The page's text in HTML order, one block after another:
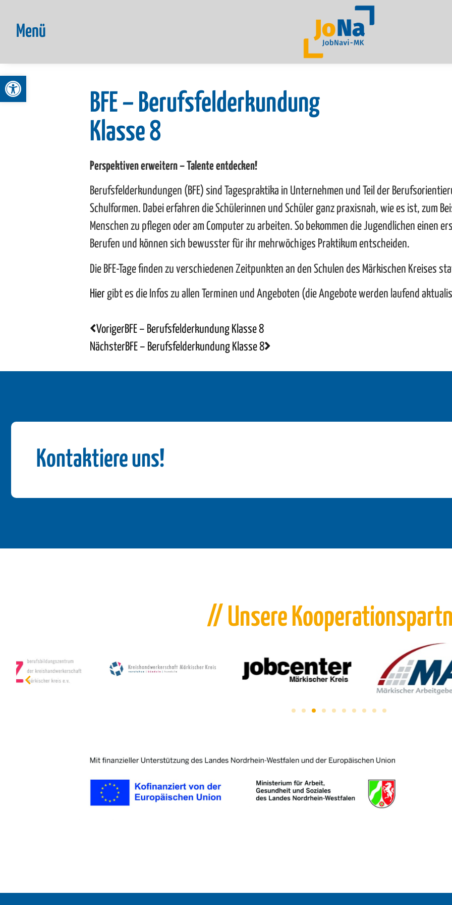
Werkzeugleiste öffnen
Menü
BFE – Berufsfelderkundung
Klasse 8
Perspektiven erweitern– Talente entdecken!
Berufsfelderkundungen (BFE) sind Tagespraktika in Unternehmen und Teil der
Schulformen. Dabei erfahren die Schülerinnen und Schüler ganz praxisnah, wie es ist, zum
Menschen zu pflegen oder am Computer zu arbeiten. So bekommen die Jugendlichen einen
Berufen und können sich bewusster für ihr mehrwöchiges Praktikum entscheiden.
Die BFE-Tage finden zu verschiedenen Zeitpunkten an den Schulen des Märkischen Kreises
Hier gibt es die Infos zu allen Terminen und Angeboten (die Angebote werden laufend
VorigerBFE – Berufsfelderkundung Klasse 8
NächsterBFE – Berufsfelderkundung Klasse 8
Kontaktiere uns!
// Unsere